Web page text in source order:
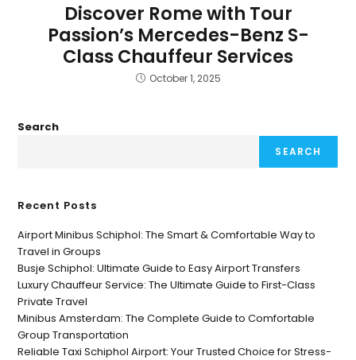
Discover Rome with Tour
Passion’s Mercedes-Benz S-
Class Chauffeur Services
October 1, 2025
Search
SEARCH
Recent Posts
Airport Minibus Schiphol: The Smart & Comfortable Way to
Travel in Groups
Busje Schiphol: Ultimate Guide to Easy Airport Transfers
Luxury Chauffeur Service: The Ultimate Guide to First-Class
Private Travel
Minibus Amsterdam: The Complete Guide to Comfortable
Group Transportation
Reliable Taxi Schiphol Airport: Your Trusted Choice for Stress-